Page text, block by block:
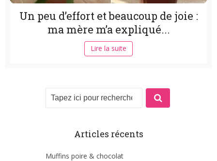
Un peu d’effort et beaucoup de joie :
ma mère m’a expliqué...
Lire la suite
Articles récents
Muffins poire & chocolat